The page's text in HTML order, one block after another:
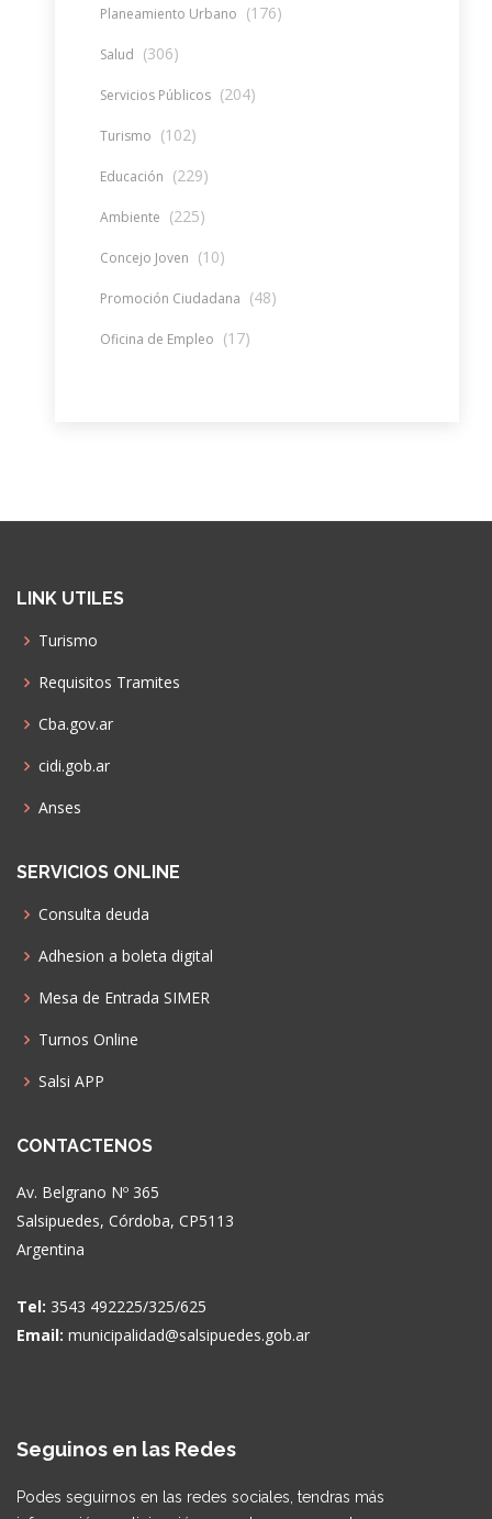
Planeamiento Urbano (176)
Salud (306)
Servicios Públicos (204)
Turismo (102)
Educación (229)
Ambiente (225)
Concejo Joven (10)
Promoción Ciudadana (48)
Oficina de Empleo (17)
LINK UTILES
Turismo
Requisitos Tramites
Cba.gov.ar
cidi.gob.ar
Anses
SERVICIOS ONLINE
Consulta deuda
Adhesion a boleta digital
Mesa de Entrada SIMER
Turnos Online
Salsi APP
CONTACTENOS
Av. Belgrano Nº 365
Salsipuedes, Córdoba, CP5113
Argentina
Tel: 3543 492225/325/625
Email: municipalidad@salsipuedes.gob.ar
Seguinos en las Redes
Podes seguirnos en las redes sociales, tendras más